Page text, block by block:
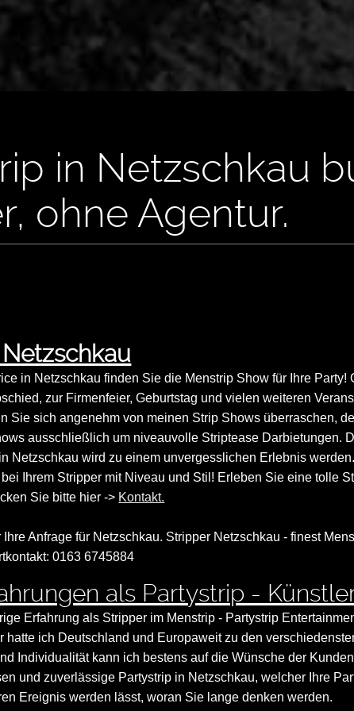
in Netzschkau
ohne Agentur.
in Netzschkau finden Sie die Menstrip Show für Ihre Party!
zur Firmenfeier, Geburtstag und vielen weiteren
Sie sich angenehm von meinen Strip Shows überraschen,
ausschließlich um niveauvolle Striptease Darbietungen.
Netzschkau wird zu einem unvergesslichen Erlebnis
Ihrem Stripper mit Niveau und Stil! Erleben Sie eine tolle
Sie bitte hier -> Kontakt.
Ihre Anfrage für Netzschkau. Stripper Netzschkau - finest
0163 6745884
als Partystrip -
Erfahrung als Stripper im Menstrip - Partystrip
hatte ich Deutschland und Europaweit zu den
Individualität kann ich bestens auf die Wünsche der
und zuverlässige Partystrip in Netzschkau, welcher Ihre
Ereignis werden lässt, woran Sie lange denken werden.